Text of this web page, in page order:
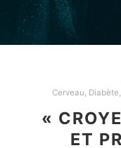
Cerveau, Diabète,
«
ET